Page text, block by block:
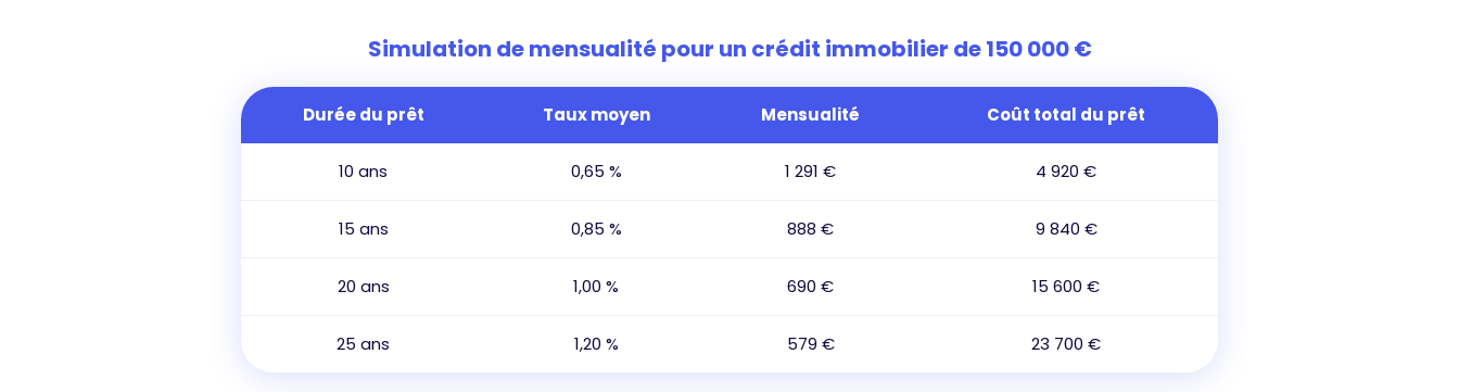
Simulation de mensualité pour un crédit immobilier de 150 000 €
Durée du prêt Taux moyen Mensualité Coût total du prêt
10 ans 0,65 % 1 291 € 4 920 €
15 ans 0,85 % 888 € 9 840 €
20 ans 1,00 % 690 € 15 600 €
25 ans 1,20 % 579 € 23 700 €